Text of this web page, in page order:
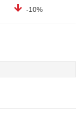
-10%